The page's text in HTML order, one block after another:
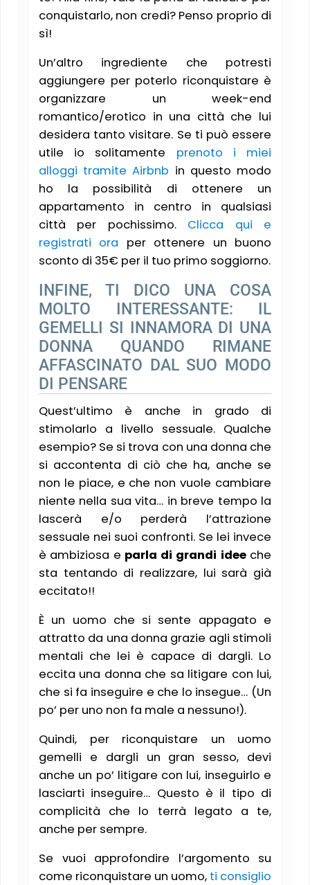
conquistarlo, non credi? Penso proprio di
sì!
Un’altro ingrediente che potresti
aggiungere per poterlo riconquistare è
organizzare un week-end
romantico/erotico in una città che lui
desidera tanto visitare. Se ti può essere
utile io solitamente prenoto i miei
alloggi tramite Airbnb in questo modo
ho la possibilità di ottenere un
appartamento in centro in qualsiasi
città per pochissimo. Clicca qui e
registrati ora per ottenere un buono
sconto di 35€ per il tuo primo soggiorno.
INFINE, TI DICO UNA COSA
MOLTO INTERESSANTE: IL
GEMELLI SI INNAMORA DI UNA
DONNA QUANDO RIMANE
AFFASCINATO DAL SUO MODO
DI PENSARE
Quest’ultimo è anche in grado di
stimolarlo a livello sessuale. Qualche
esempio? Se si trova con una donna che
si accontenta di ciò che ha, anche se
non le piace, e che non vuole cambiare
niente nella sua vita… in breve tempo la
lascerà e/o perderà l’attrazione
sessuale nei suoi confronti. Se lei invece
è ambiziosa e parla di grandi ideeche
sta tentando di realizzare, lui sarà già
eccitato!!
È un uomo che si sente appagato e
attratto da una donna grazie agli stimoli
mentali che lei è capace di dargli. Lo
eccita una donna che sa litigare con lui,
che si fa inseguire e che lo insegue… (Un
po’ per uno non fa male a nessuno!).
Quindi, per riconquistare un uomo
gemelli e dargli un gran sesso, devi
anche un po’ litigare con lui, inseguirlo e
lasciarti inseguire… Questo è il tipo di
complicità che lo terrà legato a te,
anche per sempre.
Se vuoi approfondire l’argomento su
come riconquistare un uomo, ti consiglio